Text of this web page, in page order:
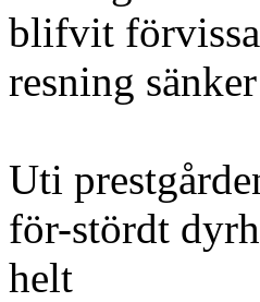
blifvit
resning
Uti
för-stördt
helt